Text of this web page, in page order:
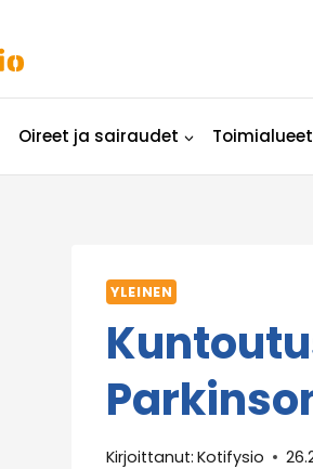
Oireet ja sairaudet Toimialueet
YLEINEN
Kirjoittanut: Kotifysio